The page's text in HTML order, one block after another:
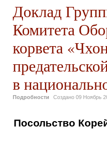
Доклад
Комитета
корвета
в
Подробности Создано 09 Ноябрь
Посольство